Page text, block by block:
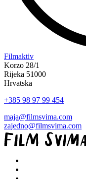
“Koke
svima
—
inkluzivna
svima
Kino
Mediteran
projekcija
u
kinu
Bačvice”
Filmaktiv
Korzo 28/1
Rijeka 51000
Hrvatska
+385 98 97 99 454
maja@filmsvima.com
zajedno@filmsvima.com